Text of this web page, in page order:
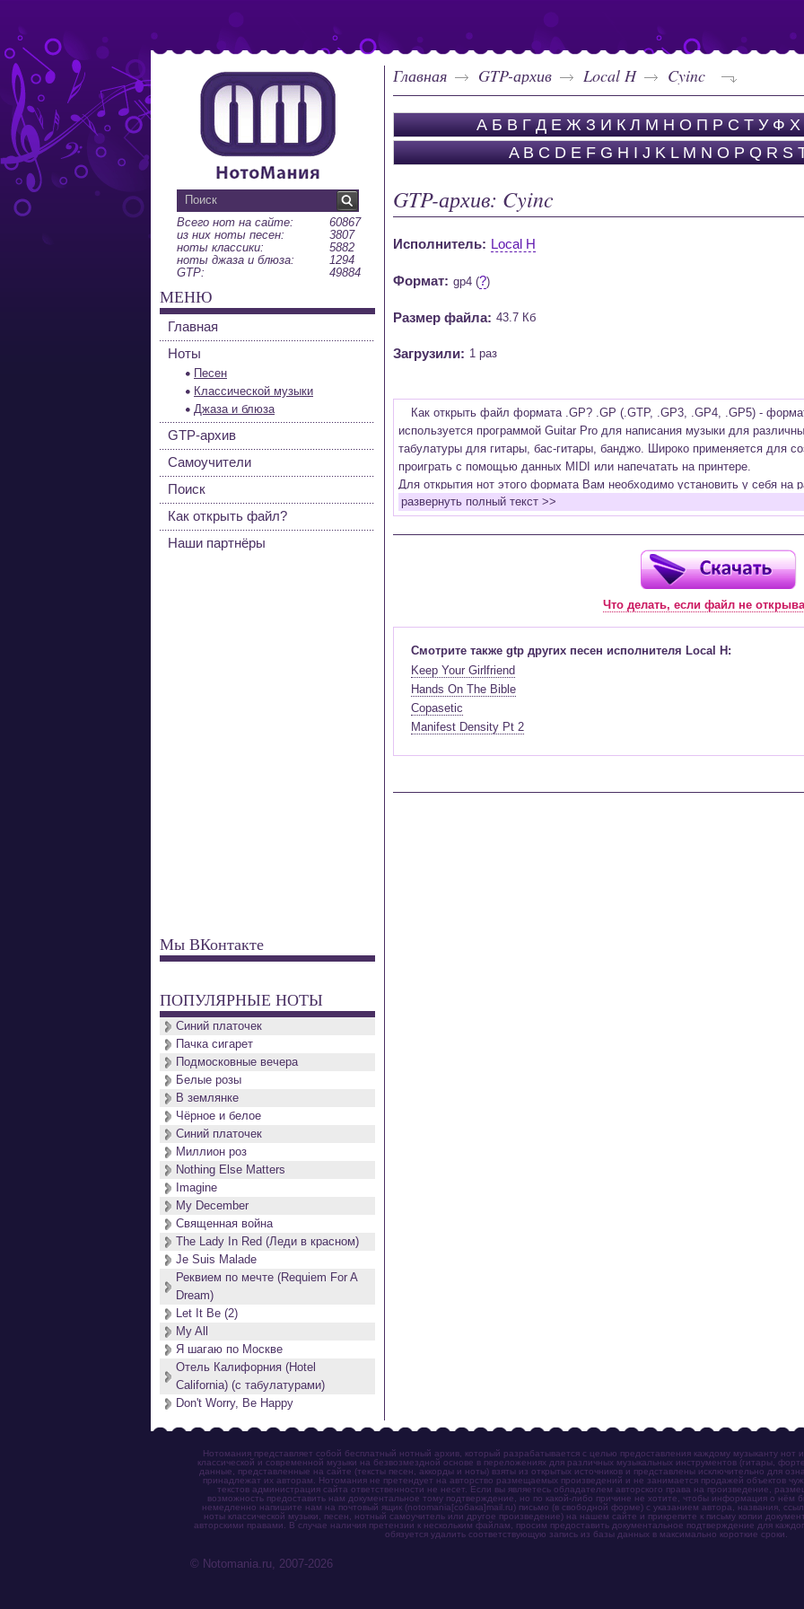
Главная GTP-архив Local H Cyinc
А Б В Г Д Е Ж З И К Л М Н О П Р С Т У Ф Х
A B C D E F G H I J K L M N O P Q R S
GTP-архив: Cyinc
Исполнитель: Local H
Формат: gp4 (?)
Размер файла: 43.7 Кб
Загрузили: 1 раз
Как открыть файл формата .GP? .GP (.GTP, .GP3, .GP4, .GP5) -
используется программой Guitar Pro для написания музыки для
табулатуры для гитары, бас-гитары, банджо. Широко применяется для
проиграть с помощью данных MIDI или напечатать на принтере.
Для открытия нот этого формата Вам необходимо установить у себя на
(желательно, последней версии). Скачать её можно с официального
бесплатную версию на руском языке (Найти).
Запись музыкальных произведений для гитары, бас-гитары, банджо и
в виде табулатур или нотной графики (при создании табулатуры
Создание произведений для духовых, струнных, клавишных и других
Создание партий для барабанов и перкуссии;
Интеграция текста песен в ноты и привязка его к нотам дорожек с
Встроенный определитель и визуализатор аккордов для гитары;
Экспортирование музыкальных партитур в MIDI, ASCII, MusicXML, WAV,
к печати;
Импортирование из MIDI, ASCII,MusicXML, Power Tab (.ptb), TablEdit (.tef)
Виртуальный гитарный гриф, клавиатура фортепиано и панель ударных
инструмента с их помощью;
развернуть полный текст >>
Что делать, если файл не
Смотрите также gtp других песен исполнителя Local H:
Keep Your Girlfriend
Hands On The Bible
Copasetic
Manifest Density Pt 2
Всего нот на сайте:
60867
из них ноты песен:
3807
ноты классики:
5882
ноты джаза и блюза:
1294
GTP:
49884
МЕНЮ
Главная
Ноты
Песен
Классической музыки
Джаза и блюза
GTP-архив
Самоучители
Поиск
Как открыть файл?
Наши партнёры
Мы ВКонтакте
ПОПУЛЯРНЫЕ НОТЫ
Синий платочек
Пачка сигарет
Подмосковные вечера
Белые розы
В землянке
Чёрное и белое
Синий платочек
Миллион роз
Nothing Else Matters
Imagine
My December
Священная война
The Lady In Red (Леди в красном)
Je Suis Malade
Реквием по мечте (Requiem For A
Dream)
Let It Be (2)
My All
Я шагаю по Москве
Отель Калифорния (Hotel
California) (с табулатурами)
Don't Worry, Be Happy
Нотомания представляет собой бесплатный нотный архив, который разрабатывается с целью предоставления каждому музыканту нот
классической и современной музыки на безвозмездной основе в переложениях для различных музыкальных инструментов (гитары,
данные, представленные на сайте (тексты песен, аккорды и ноты) взяты из открытых источников и представлены исключительно для
принадлежат их авторам. Нотомания не претендует на авторство размещаемых произведений и не занимается продажей объектов
текстов администрация сайта ответственности не несет. Если вы являетесь обладателем авторского права на произведение,
возможность предоставить нам документальное тому подтверждение, но по какой-либо причине не хотите, чтобы информация о нём
немедленно напишите нам на почтовый ящик (notomania[собака]mail.ru) письмо (в свободной форме) с указанием автора, названия,
ноты классической музыки, песен, нотный самоучитель или другое произведение) на нашем сайте и прикрепите к письму копии
авторскими правами. В случае наличия претензии к нескольким файлам, просим предоставить документальное подтверждение для
обязуется удалить соответствующую запись из базы данных в максимально короткие сроки.
© Notomania.ru, 2007-2026